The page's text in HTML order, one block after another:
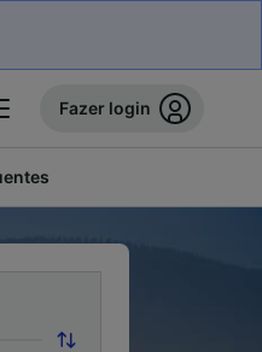
Fazer login